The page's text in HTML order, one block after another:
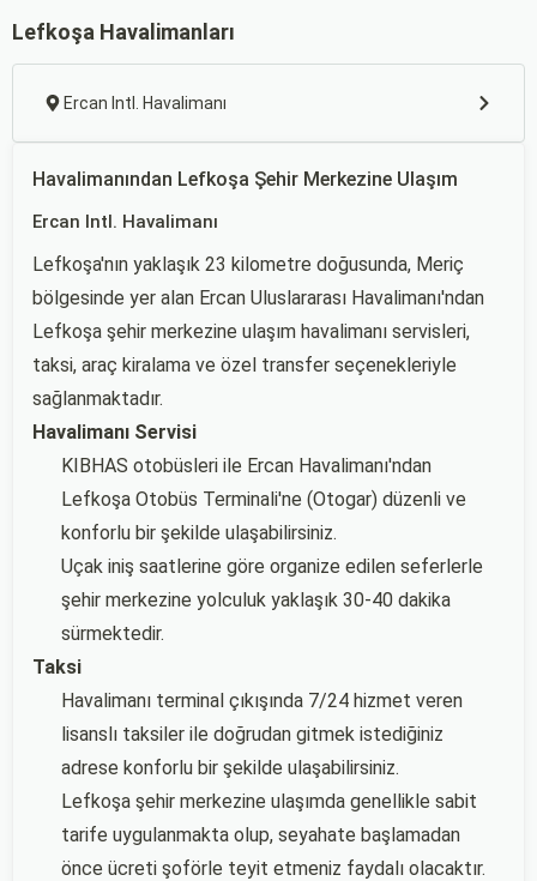
Lefkoşa Havalimanları
Ercan Intl. Havalimanı
Havalimanından Lefkoşa Şehir Merkezine Ulaşım
Ercan Intl. Havalimanı
Lefkoşa'nın yaklaşık 23 kilometre doğusunda, Meriç
bölgesinde yer alan Ercan Uluslararası Havalimanı'ndan
Lefkoşa şehir merkezine ulaşım havalimanı servisleri,
taksi, araç kiralama ve özel transfer seçenekleriyle
sağlanmaktadır.
Havalimanı Servisi
KIBHAS otobüsleri ile Ercan Havalimanı'ndan
Lefkoşa Otobüs Terminali'ne (Otogar) düzenli ve
konforlu bir şekilde ulaşabilirsiniz.
Uçak iniş saatlerine göre organize edilen seferlerle
şehir merkezine yolculuk yaklaşık 30-40 dakika
sürmektedir.
Taksi
Havalimanı terminal çıkışında 7/24 hizmet veren
lisanslı taksiler ile doğrudan gitmek istediğiniz
adrese konforlu bir şekilde ulaşabilirsiniz.
Lefkoşa şehir merkezine ulaşımda genellikle sabit
tarife uygulanmakta olup, seyahate başlamadan
önce ücreti şoförle teyit etmeniz faydalı olacaktır.